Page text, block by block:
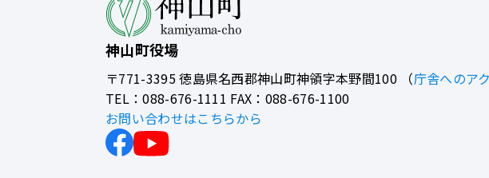
神山町役場
〒771-3395徳島県名西郡神山町神領字本野間100 （庁舎へのア
TEL：088-676-1111 FAX：088-676-1100
お問い合わせはこちらから